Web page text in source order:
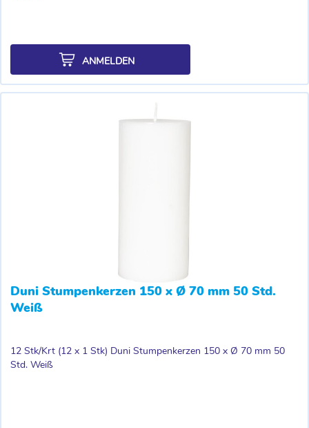
ANMELDEN
Duni Stumpenkerzen 150 x Ø 70 mm 50 Std.
Weiß
12 Stk/Krt (12 x 1 Stk) Duni Stumpenkerzen 150 x Ø 70 mm 50
Std. Weiß